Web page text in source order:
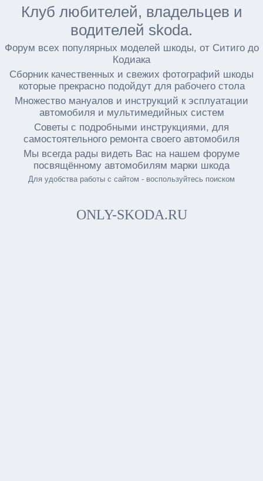
Клуб любителей, владельцев и
водителей skoda.
Форум всех популярных моделей шкоды, от Ситиго до
Кодиака
Сборник качественных и свежих фотографий шкоды
которые прекрасно подойдут для рабочего стола
Множество мануалов и инструкций к эсплуатации
автомобиля и мультимедийных систем
Советы с подробными инструкциями, для
самостоятельного ремонта своего автомобиля
Мы всегда рады видеть Вас на нашем форуме
посвящённому автомобилям марки шкода
Для удобства работы с сайтом - воспользуйтесь поиском
ONLY-SKODA.RU